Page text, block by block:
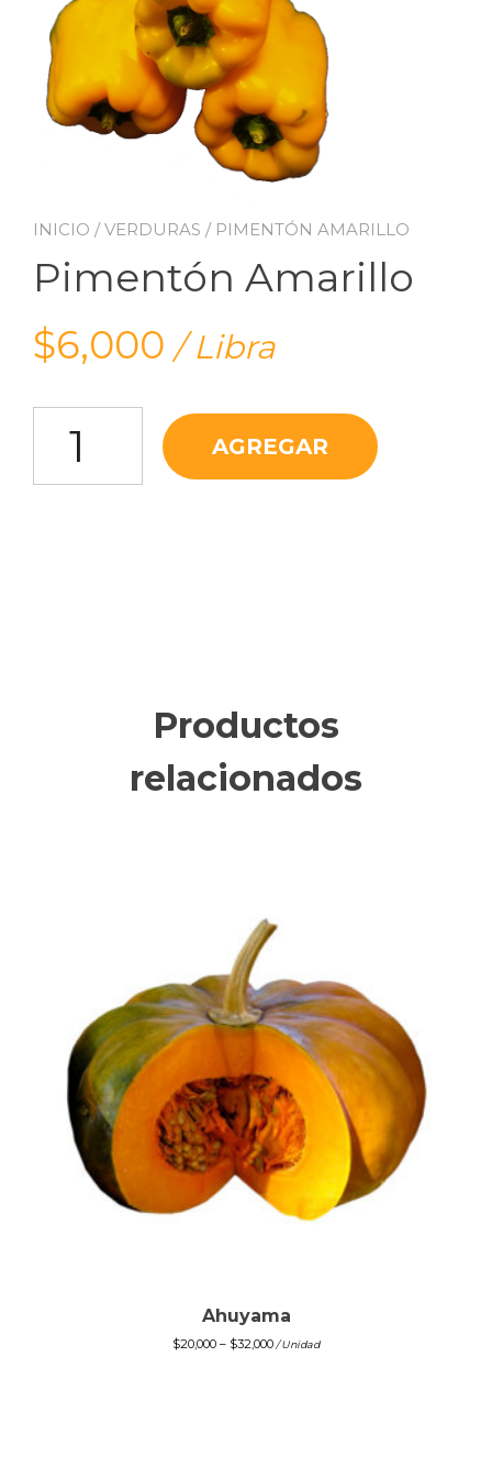
INICIO /VERDURAS / PIMENTÓN AMARILLO
Pimentón Amarillo
$6,000 / Libra
Pimentón Amarillo cantidad
AGREGAR
Productos
relacionados
Ahuyama
$20,000 – $32,000/ Unidad